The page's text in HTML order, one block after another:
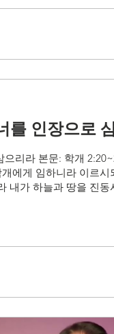
를 인장으로
리라 본문: 학개
에게 임하니라 이르시
내가 하늘과 땅을 진동
에 내가 너를 세우고
니라 만군의 여호와의
Church) - 홈페이지
No): (714) 990-9191